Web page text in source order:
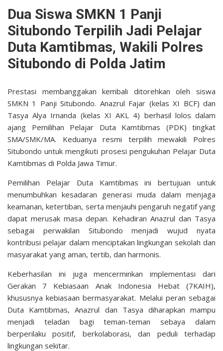
Dua Siswa SMKN 1 Panji
Situbondo Terpilih Jadi Pelajar
Duta Kamtibmas, Wakili Polres
Situbondo di Polda Jatim
Prestasi membanggakan kembali ditorehkan oleh siswa
SMKN 1 Panji Situbondo. Anazrul Fajar (kelas XI BCF) dan
Tasya Alya Irnanda (kelas XI AKL 4) berhasil lolos dalam
ajang Pemilihan Pelajar Duta Kamtibmas (PDK) tingkat
SMA/SMK/MA. Keduanya resmi terpilih mewakili Polres
Situbondo untuk mengikuti prosesi pengukuhan Pelajar Duta
Kamtibmas di Polda Jawa Timur.
Pemilihan Pelajar Duta Kamtibmas ini bertujuan untuk
menumbuhkan kesadaran generasi muda dalam menjaga
keamanan, ketertiban, serta menjauhi pengaruh negatif yang
dapat merusak masa depan. Kehadiran Anazrul dan Tasya
sebagai perwakilan Situbondo menjadi wujud nyata
kontribusi pelajar dalam menciptakan lingkungan sekolah dan
masyarakat yang aman, tertib, dan harmonis.
Keberhasilan ini juga mencerminkan implementasi dari
Gerakan 7 Kebiasaan Anak Indonesia Hebat (7KAIH),
khususnya kebiasaan bermasyarakat. Melalui peran sebagai
Duta Kamtibmas, Anazrul dan Tasya diharapkan mampu
menjadi teladan bagi teman-teman sebaya dalam
berperilaku positif, berkolaborasi, dan peduli terhadap
lingkungan sekitar.